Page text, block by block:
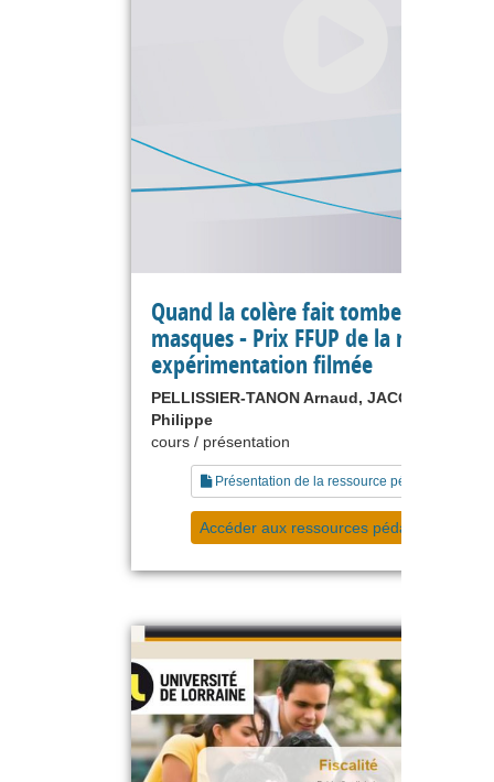
Quand la colère fait tomber les
masques - Prix FFUP de la meilleure
expérimentation filmée
PELLISSIER-TANON Arnaud, JACQUINOT
Philippe
cours / présentation
Présentation de la ressource pédagogique
Accéder aux ressources pédagogiques